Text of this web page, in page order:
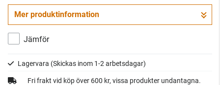
Gå till kassan
Mer produktinformation
Jämför
Lagervara (Skickas inom 1-2 arbetsdagar)
Fri frakt vid köp över 600 kr, vissa produkter undantagna.